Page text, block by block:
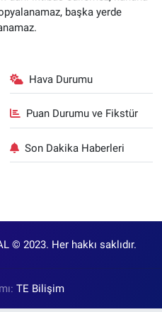
başka yerde
Hava Durumu
Puan Durumu ve Fikstür
Son Dakika Haberleri
© 2023. Her hakkı saklıdır.
TE Bilişim